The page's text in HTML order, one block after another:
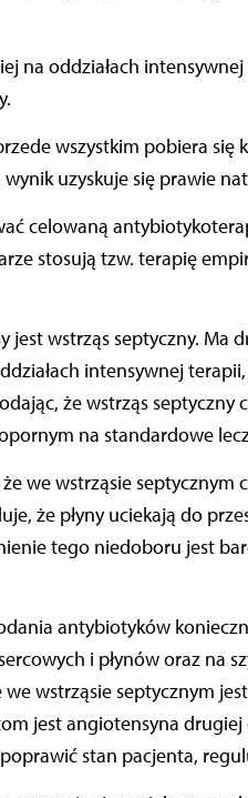
na oddziałach
wszystkim pobiera się
uzyskuje się prawie
celowaną
stosują tzw. terapię
jest wstrząs septyczny. Ma
intensywnej
że wstrząs septyczny
na standardowe
we wstrząsie septycznym
że płyny uciekają do
tego niedoboru jest
antybiotyków
i płynów oraz na
wstrząsie septycznym
jest angiotensyna
stan pacjenta,